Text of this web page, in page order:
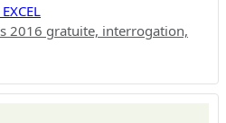
2016 gratuite, interrogation,